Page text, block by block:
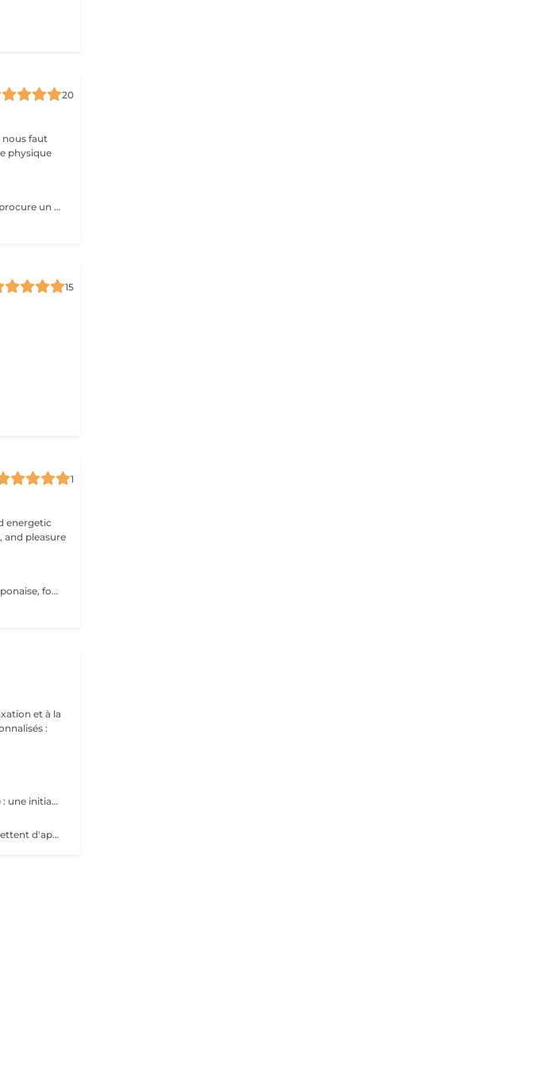
20
nous faut
Le Reiki est une méthode qui équilibre les énergies et procure un apaisement physique, psychique et émotionnel. Lors d'une séance de Reiki (Rei signifie esprit-conscience, Ki signifie énergie-sensation), le praticien dirige l'énergie universelle vers les zones du corps qui en ont le plus besoin, faisant en sorte que l'énergie circule uniformément et harmonieusement. Une séance permet : d'apaiser le corps et l'esprit de procurer un sentiment de bien-être d'harmoniser la circulation de l'énergie de favoriser un état de relaxation de soutenir le potentiel de guérison de retrouver un sommeil réparateur retrouver une meilleure circulation sanguine réduire les douleurs physiques réduire le stress Les séances de reiki peuvent être pratiquées à titre préventif, ou en accompagnement des soins médicaux, mais ne peuvent en aucun cas, se substituer aux traitements médicaux. Paiement sur place en espèces.
15
1
energetic
and pleasure
Le Reiki Usui est une technique de soin énergétique japonaise, fondée par Mikao Usui au début du XXème siècle. Elle repose sur le principe de transmission de l'énergie universelle par imposition des mains pour favoriser la guérison et le bien-être. Les bienfaits du Reiki incluent l'harmonisation du corps et de l'esprit, la réduction du stress et la promotion de la relaxation pour une amélioration de la qualité du sommeil, le renforcement du système immunitaire et l'équilibrage des émotions. Le Reiki peut être utilisé pour soulager une douleur ponctuelle ou pour accompagner un traitement plus lourd.
et à la
Formation : 2 Journées de 6 heures L'éveil de l'énergie : une initiation à l'énergie universelle du Reiki Usui. Ce 1er niveau permet d'apprendre à canaliser et transmettre l'énergie par imposition des mains, sur soi et sur autrui. La formation aborde les bases de la méthode traditionnelle de Mikao Usui, la purification énergétique, les auto-traitements et la découverte du centre intérieur. Cours en présentiel, théorique , pratique et initiation. Accessible a tous. Prévoir son pique nique.
Formation : 2 Journées de 6 heures Ces niveaux permettent d'approfondir la pratique énergétique à travers la découverte des symboles sacrés, le travail à distance et la guérison émotionnelle, tout en ouvrant la voie vers la maîtrise intérieure. Un voyage de transformation et de rayonnement, où l'énergie du Reiki devient une véritable voie de conscience et de paix intérieure. Initiation aux symboles Reiki Usui. Cours en présentiel, pratique et théorique. Attention accès uniquement si vous avez passez le niveau 1. Prévoir pique nique.